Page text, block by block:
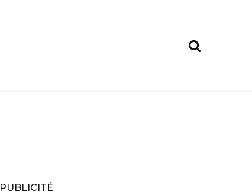
PUBLICITÉ